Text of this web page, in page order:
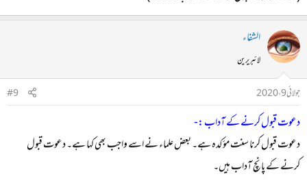
الشفاء
لائبریرین
جولائی 9، 2020
#9
دعوت قبول کرنے کے آداب :-
دعوت قبول کرنا سنت مؤکدہ ہے۔ بعض علماء نے اسے واجب بھی کہا ہے۔ دعوت قبول
کرنے کے پانچ آداب ہیں۔